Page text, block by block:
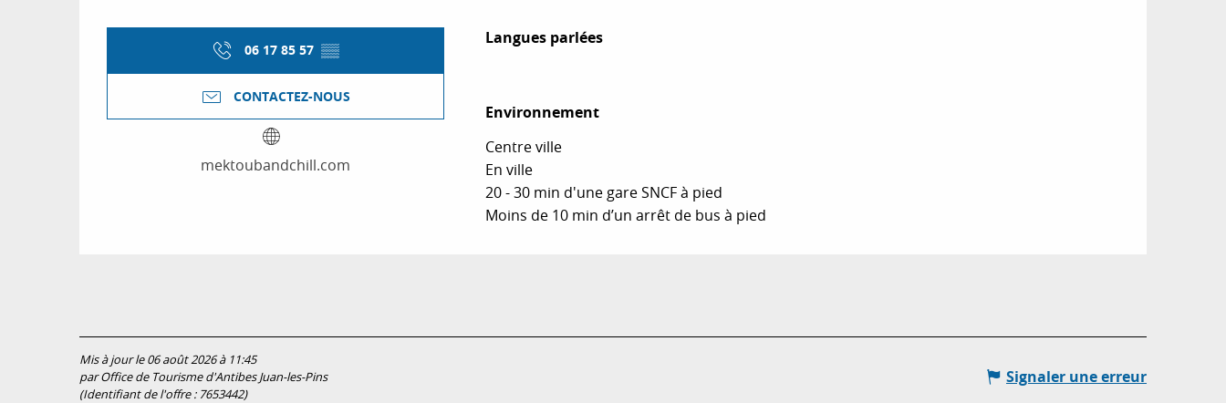
06 17 85 57 ▒▒
CONTACTEZ-NOUS
mektoubandchill.com
Langues parlées
Langues parlées
Environnement
Environnement
Centre ville
En ville
20 - 30 min d'une gare SNCF à pied
Moins de 10 min d’un arrêt de bus à pied
Mis à jour le 06 août 2026 à 11:45
par Office de Tourisme d'Antibes Juan-les-Pins
(Identifiant de l'offre : 7653442)
Signaler une erreur